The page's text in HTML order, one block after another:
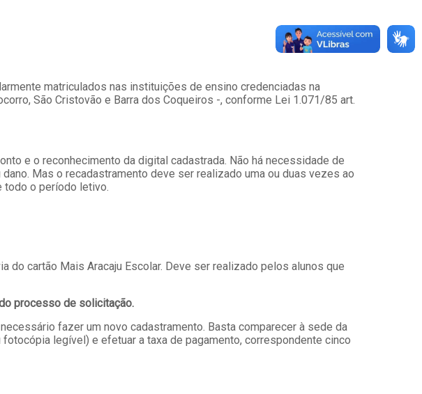
matriculados nas instituições de ensino credenciadas na
São Cristovão e Barra dos Coqueiros -, conforme Lei 1.071/85 art.
e o reconhecimento da digital cadastrada. Não há necessidade de
Mas o recadastramento deve ser realizado uma ou duas vezes ao
todo o período letivo.
do cartão Mais Aracaju Escolar. Deve ser realizado pelos alunos que
processo de solicitação.
fazer um novo cadastramento. Basta comparecer à sede da
legível) e efetuar a taxa de pagamento, correspondente cinco